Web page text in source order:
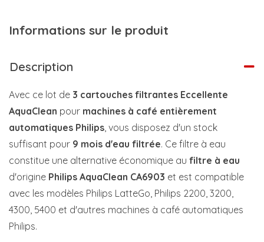
Informations sur le produit
Description
Avec ce lot de 3 cartouches filtrantes Eccellente
AquaClean pour machines à café entièrement
automatiques Philips, vous disposez d'un stock
suffisant pour 9 mois d'eau filtrée. Ce filtre à eau
constitue une alternative économique au filtre à eau
d'origine Philips AquaClean CA6903 et est compatible
avec les modèles Philips LatteGo, Philips 2200, 3200,
4300, 5400 et d'autres machines à café automatiques
Philips.